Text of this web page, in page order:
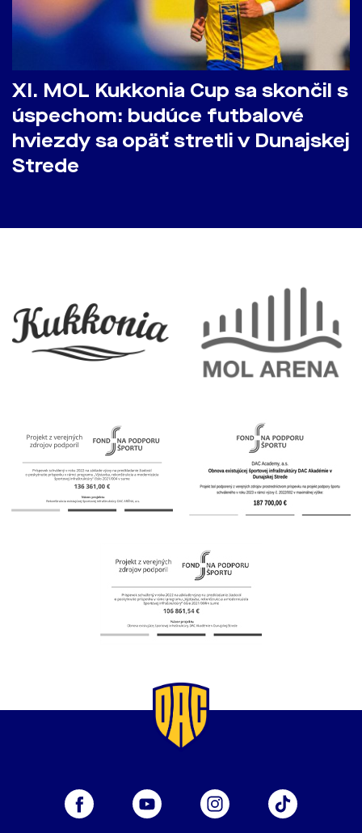
​XI. MOL Kukkonia Cup sa skončil s
úspechom: budúce futbalové
hviezdy sa opäť stretli v Dunajskej
Strede